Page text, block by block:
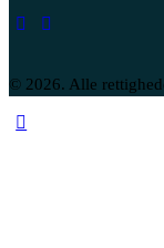
© 2026. Alle